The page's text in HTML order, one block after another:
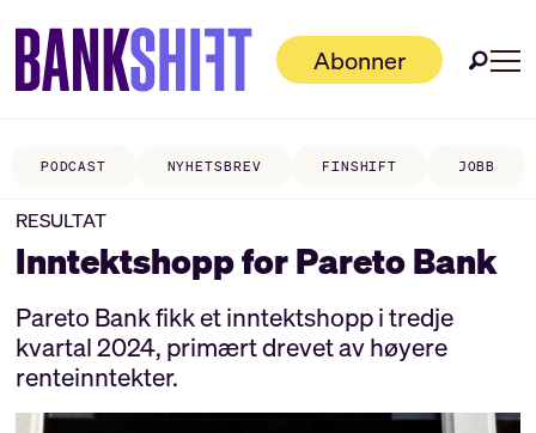
Abonner
PODCAST NYHETSBREV FINSHIFT JOBB
RESULTAT
Inntektshopp for Pareto Bank
Pareto Bank fikk et inntektshopp i tredje
kvartal 2024, primært drevet av høyere
renteinntekter.